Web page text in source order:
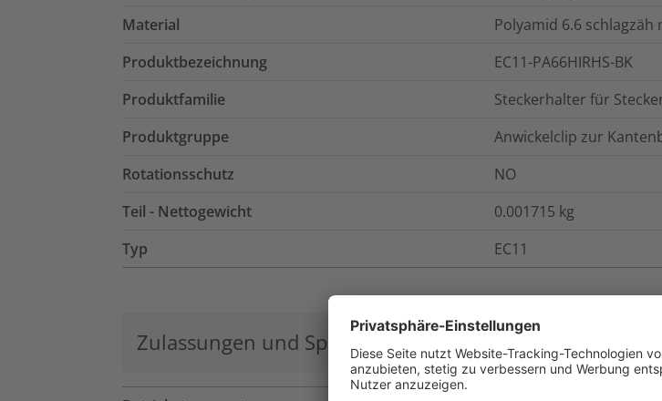
Material
Polyamid 6.6
Produktbezeichnung
EC11-PA66HIRHS-BK
Produktfamilie
Steckerhalter für
Produktgruppe
Anwickelclip zur
Rotationsschutz
NO
Teil - Nettogewicht
0.001715 kg
Typ
EC11
Zulassungen und Spezifikationen Logistik und